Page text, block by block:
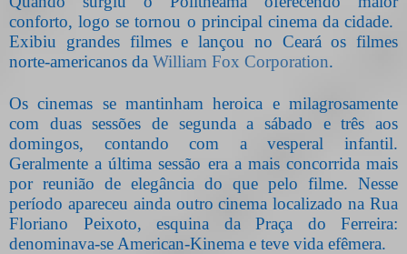
conforto, logo se tornou o principal cinema da cidade.
Exibiu grandes filmes e lançou no Ceará os filmes
norte-americanos da William Fox Corporation.
Os cinemas se mantinham heroica e milagrosamente
com duas sessões de segunda a sábado e três aos
domingos, contando com a vesperal infantil.
Geralmente a última sessão era a mais concorrida mais
por reunião de elegância do que pelo filme. Nesse
período apareceu ainda outro cinema localizado na Rua
Floriano Peixoto, esquina da Praça do Ferreira:
denominava-se American-Kinema e teve vida efêmera.